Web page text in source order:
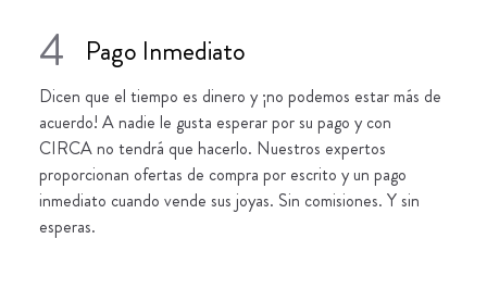
4 Pago Inmediato
Dicen que el tiempo es dinero y ¡no podemos estar más de
acuerdo! A nadie le gusta esperar por su pago y con
CIRCA no tendrá que hacerlo. Nuestros expertos
proporcionan ofertas de compra por escrito y un pago
inmediato cuando vende sus joyas. Sin comisiones. Y sin
esperas.